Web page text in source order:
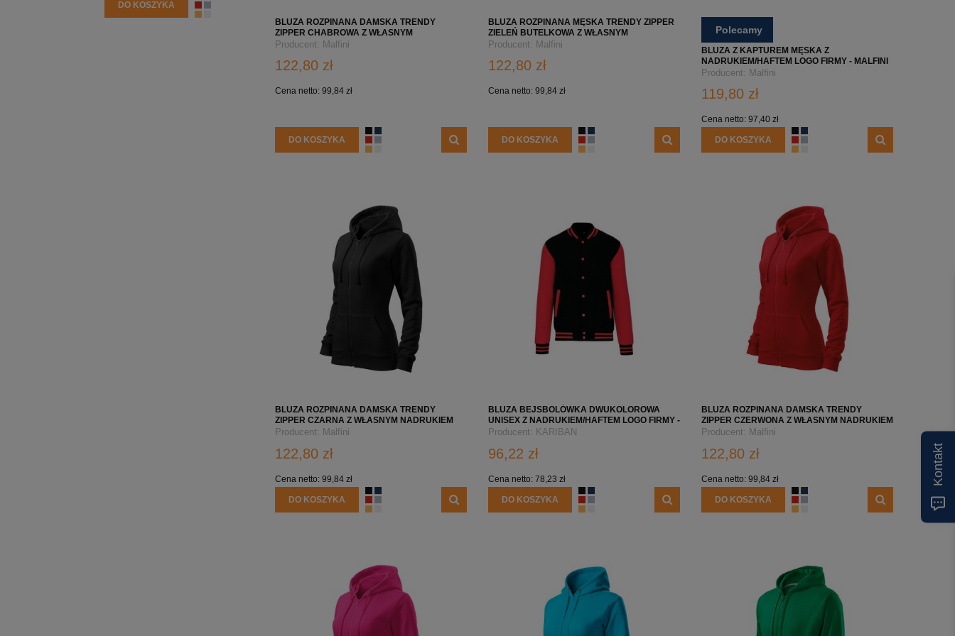
DO KOSZYKA
BLUZA ROZPINANA DAMSKA TRENDY
ZIPPER CHABROWA Z WŁASNYM
NADRUKIEM LOGO FIRMY
Producent: Malfini
122,80 zł
Cena netto: 99,84 zł
DO KOSZYKA
BLUZA ROZPINANA MĘSKA TRENDY ZIPPER
ZIELEŃ BUTELKOWA Z WŁASNYM
NADRUKIEM LOGO FIRMY
Producent: Malfini
122,80 zł
Cena netto: 99,84 zł
DO KOSZYKA
Polecamy
BLUZA Z KAPTUREM MĘSKA Z
NADRUKIEM/HAFTEM LOGO FIRMY - MALFINI
413 CAPE - CIEMNONIEBIESKA
Producent: Malfini
119,80 zł
Cena netto: 97,40 zł
DO KOSZYKA
BLUZA ROZPINANA DAMSKA TRENDY
ZIPPER CZARNA Z WŁASNYM NADRUKIEM
LOGO FIRMY
Producent: Malfini
122,80 zł
Cena netto: 99,84 zł
DO KOSZYKA
BLUZA BEJSBOLÓWKA DWUKOLOROWA
UNISEX Z NADRUKIEM/HAFTEM LOGO FIRMY -
KA497 - BLACK/RED
Producent: KARIBAN
96,22 zł
Cena netto: 78,23 zł
DO KOSZYKA
BLUZA ROZPINANA DAMSKA TRENDY
ZIPPER CZERWONA Z WŁASNYM NADRUKIEM
LOGO FIRMY
Producent: Malfini
122,80 zł
Cena netto: 99,84 zł
DO KOSZYKA
Kontakt